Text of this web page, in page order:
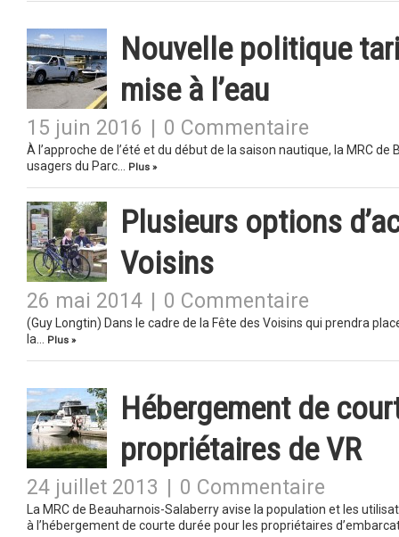
Nouvelle politique
mise à l’eau
15 juin 2016 0 Commentaire
À l’approche de l’été et du début de la saison nautique, la MRC
usagers du Parc…
Plus »
Plusieurs options
Voisins
26 mai 2014 0 Commentaire
(Guy Longtin) Dans le cadre de la Fête des Voisins qui prendra
la…
Plus »
Hébergement de
propriétaires de VR
24 juillet 2013 0 Commentaire
La MRC de Beauharnois-Salaberry avise la population et les
à l’hébergement de courte durée pour les propriétaires